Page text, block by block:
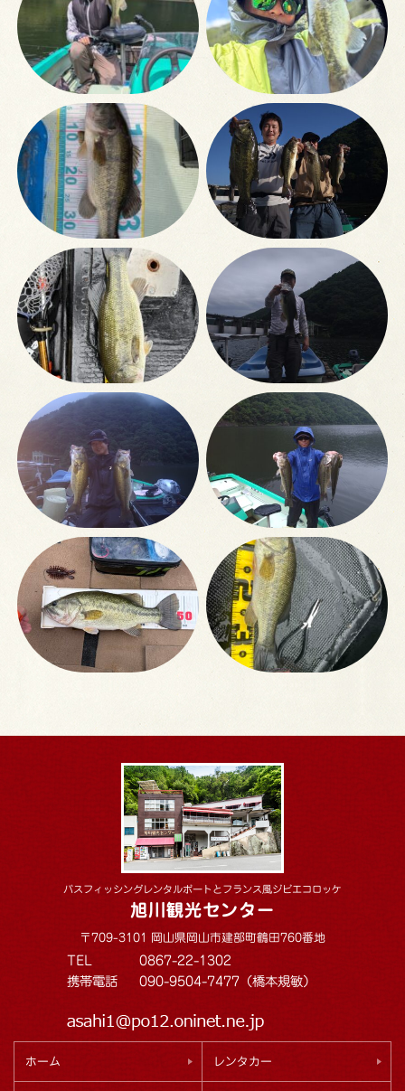
バスフィッシングレンタルボートとフランス風ジビエコロッケ
旭川観光センター
〒709-3101 岡山県岡山市建部町鶴田760番地
TEL
0867-22-1302
携帯電話
090-9504-7477（橋本規敏）
ホーム レンタカー